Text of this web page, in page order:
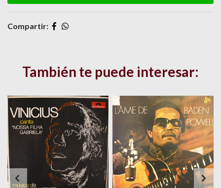
Compartir:
También te puede interesar: